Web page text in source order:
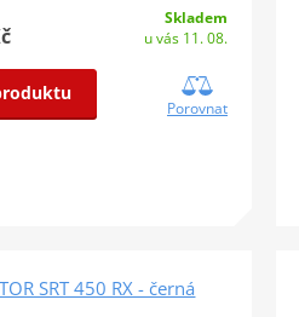
Skladem
u vás 11. 08.
Porovnat
SRT 450 RX - černá